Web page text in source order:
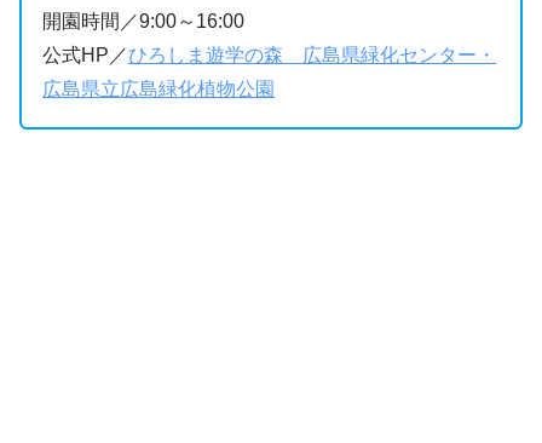
開園時間／9:00～16:00
公式HP／ひろしま遊学の森 広島県緑化センター・
広島県立広島緑化植物公園